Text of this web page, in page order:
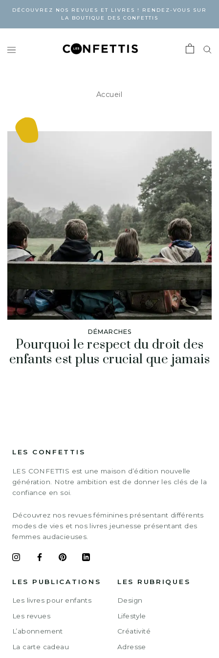
DÉCOUVREZ NOS REVUES ET LIVRES ! RENDEZ-VOUS SUR
LA BOUTIQUE DES CONFETTIS
Accueil
DÉMARCHES
Pourquoi le respect du droit des
enfants est plus crucial que jamais
LES CONFETTIS
LES CONFETTIS est une maison d’édition nouvelle
génération. Notre ambition est de donner les clés de la
confiance en soi.
Découvrez nos revues féminines présentant différents
modes de vies et nos livres jeunesse présentant des
femmes audacieuses.
LES PUBLICATIONS
Les livres pour enfants
Les revues
L’abonnement
La carte cadeau
LES RUBRIQUES
Design
Lifestyle
Créativité
Adresse